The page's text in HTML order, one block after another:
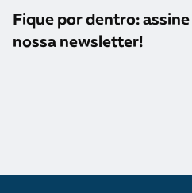
Fique por dentro: assine
nossa newsletter!